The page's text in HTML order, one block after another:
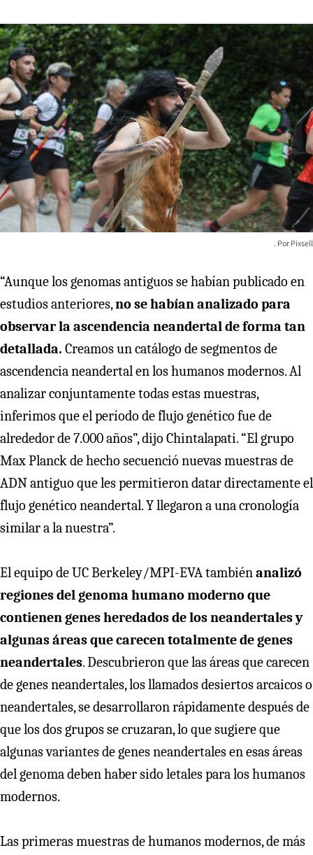
Pixsell
“Aunque los genomas antiguos se habían publicado en
estudios anteriores,no se habían analizado para
observar la ascendencia neandertal de forma tan
detallada. Creamos un catálogo de segmentos de
ascendencia neandertal en los humanos modernos. Al
analizar conjuntamente todas estas muestras,
inferimos que el período de flujo genético fue de
alrededor de 7.000 años”, dijo Chintalapati. “El grupo
Max Planck de hecho secuenció nuevas muestras de
ADN antiguo que les permitieron datar directamente el
flujo genético neandertal. Y llegaron a una cronología
similar a la nuestra”.
El equipo de UC Berkeley/MPI-EVA tambiénanalizó
regiones del genoma humano moderno que
contienen genes heredados de los neandertales y
algunas áreas que carecen totalmente de genes
neandertales. Descubrieron que las áreas que carecen
de genes neandertales, los llamados desiertos arcaicos o
neandertales, se desarrollaron rápidamente después de
que los dos grupos se cruzaran, lo que sugiere que
algunas variantes de genes neandertales en esas áreas
del genoma deben haber sido letales para los humanos
modernos.
Las primeras muestras de humanos modernos, de más